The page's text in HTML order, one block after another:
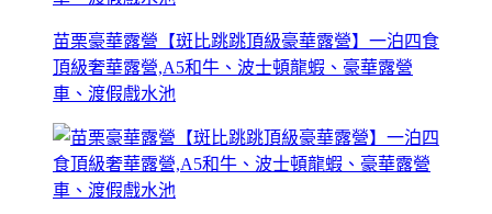
苗栗豪華露營【斑比跳跳頂級豪華露營】一泊四食
頂級奢華露營,A5和牛、波士頓龍蝦、豪華露營
車、渡假戲水池